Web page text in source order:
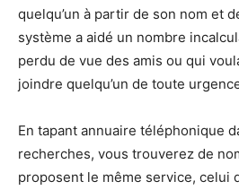
quelqu’un à partir de son nom et
système a aidé un nombre
perdu de vue des amis ou qui
joindre quelqu’un de toute
En tapant annuaire téléphonique
recherches, vous trouverez de
proposent le même service, celui